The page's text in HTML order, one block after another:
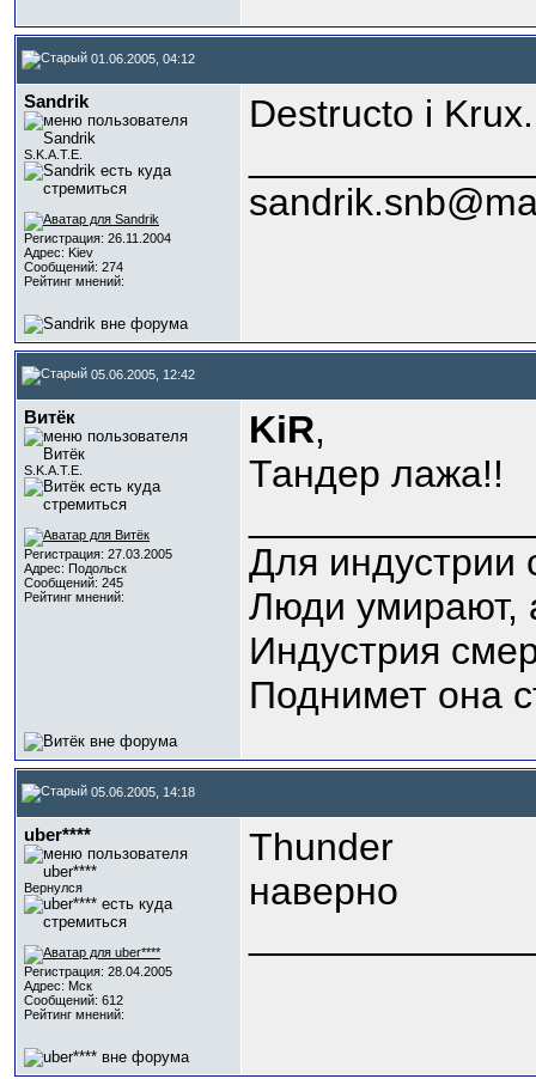
01.06.2005, 04:12
Sandrik
S.K.A.T.E.
Регистрация: 26.11.2004
Адрес: Kiev
Сообщений: 274
Рейтинг мнений:
Destructo i
05.06.2005, 12:42
Витёк
S.K.A.T.E.
Регистрация: 27.03.2005
Адрес: Подольск
Сообщений: 245
Рейтинг мнений:
KiR,
Тандер лажа!!
Для индустрии
Люди умирают,
Индустрия
Поднимет она
05.06.2005, 14:18
uber****
Вернулся
Регистрация: 28.04.2005
Адрес: Мск
Сообщений: 612
Рейтинг мнений:
Thunder
наверно